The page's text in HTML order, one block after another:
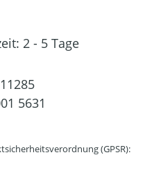
2 - 5 Tage
5631
(GPSR):